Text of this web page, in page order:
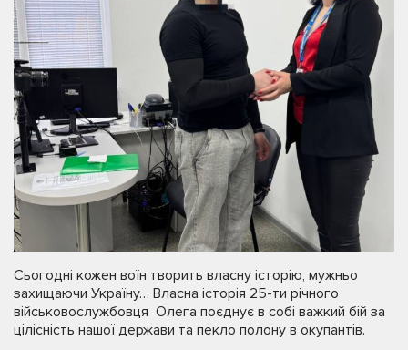
Сьогодні кожен воїн творить власну історію, мужньо
захищаючи Україну… Власна історія 25-ти річного
військовослужбовця Олега поєднує в собі важкий бій за
цілісність нашої держави та пекло полону в окупантів.